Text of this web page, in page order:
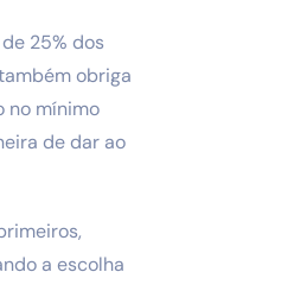
25% dos
obriga
no mínimo
de dar ao
a escolha